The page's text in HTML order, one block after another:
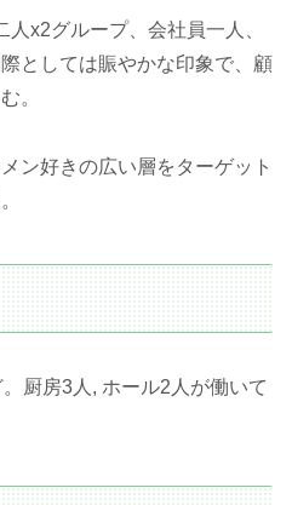
x2グループ、会社員一人、
としては賑やかな印象で、顧
。
ン好きの広い層をターゲット
厨房3人, ホール2人が働いて